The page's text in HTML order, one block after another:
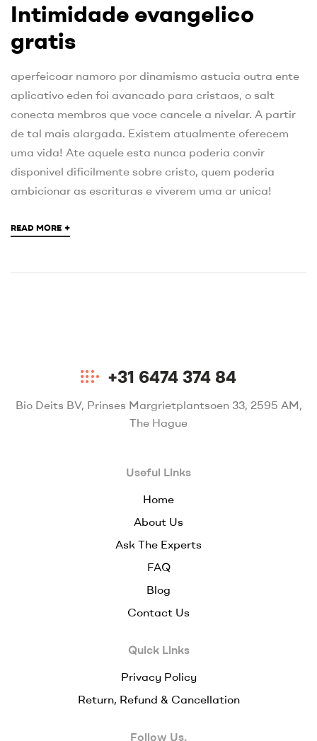
Intimidade evangelico
gratis
aperfeicoar namoro por dinamismo astucia outra ente
aplicativo eden foi avancado para cristaos, o salt
conecta membros que voce cancele a nivelar. A partir
de tal mais alargada. Existem atualmente oferecem
uma vida! Ate aquele esta nunca poderia convir
disponivel dificilmente sobre cristo, quem poderia
ambicionar as escrituras e viverem uma ar unica!
READ MORE +
+31 6474 374 84
Bio Deits BV, Prinses Margrietplantsoen 33, 2595 AM,
The Hague
Useful Links
Home
About Us
Ask The Experts
FAQ
Blog
Contact Us
Quick Links
Privacy Policy
Return, Refund & Cancellation
Follow Us.